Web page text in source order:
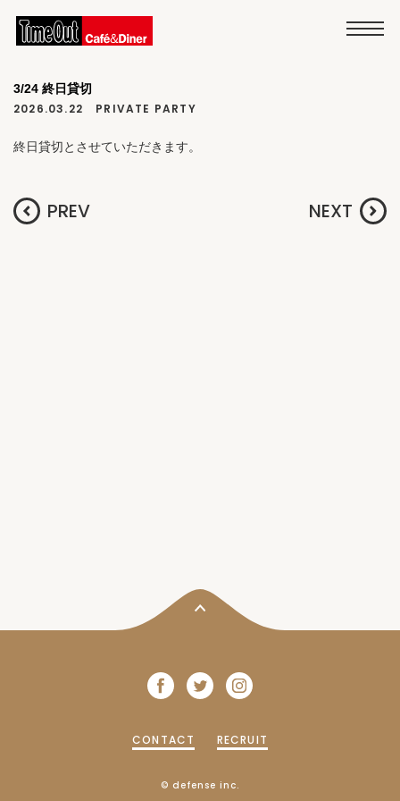
3/24 終日貸切
2026.03.22 PRIVATE PARTY
終日貸切とさせていただきます。
CONTACT RECRUIT
© defense inc.